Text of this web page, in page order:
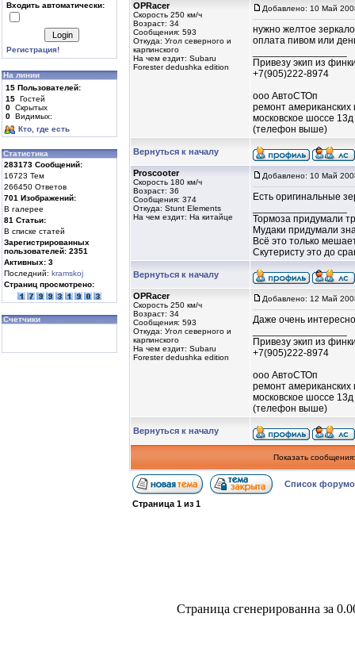
Входить автоматически:
Регистрация!
На линии
15 Пользователей:
15 Гостей
0 Скрытых
0 Видимых:
Кто, где есть
Статистика
283173 Сообщений:
16723 Тем
266450 Ответов
701 Изображений:
В галерее
81 Статьи:
В списке статей
Зарегистрированных
пользователей: 2351
Активных: 3
Последний: kramskoj
Страниц просмотрено:
Счетчики
OPRacer
Скорость 250 км/ч
Возраст: 34
Сообщения: 593
Откуда: Угол северного и
карпинского
На чем ездит: Subaru
Forester dedushka edition
Добавлено: 10 Май
нужно желтое
оплата пивом или
Привезу экип из
+7(905)222-8974
ооо АвтоСТОп
ремонт американских
московское шоссе 13д
(телефон выше)
Вернуться к началу
Proscooter
Скорость 180 км/ч
Возраст: 36
Сообщения: 374
Откуда: Stunt Elements
На чем ездит: На китайце
Добавлено: 10 Май
Есть оригинальные
Тормоза придумали
Мудаки придумали
Всё это только
Скутеристу это до
Вернуться к началу
OPRacer
Скорость 250 км/ч
Возраст: 34
Сообщения: 593
Откуда: Угол северного и
карпинского
На чем ездит: Subaru
Forester dedushka edition
Добавлено: 12 Май
Даже очень
Привезу экип из
+7(905)222-8974
ооо АвтоСТОп
ремонт американских
московское шоссе 13д
(телефон выше)
Вернуться к началу
Показать
Список
Страница 1 из 1
Страница сгенерированна за